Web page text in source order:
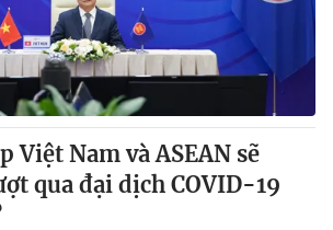
Việt Nam và ASEAN sẽ
qua đại dịch COVID-19